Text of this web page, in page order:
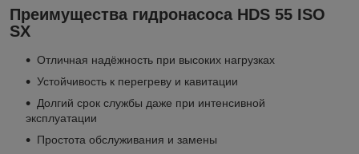
Преимущества гидронасоса HDS 55 ISO
SX
Отличная надёжность при высоких нагрузках
Устойчивость к перегреву и кавитации
Долгий срок службы даже при интенсивной
эксплуатации
Простота обслуживания и замены